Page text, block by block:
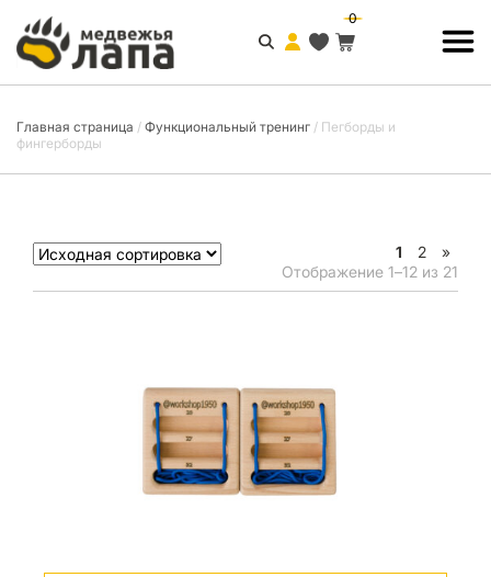
0
Главная страница / Функциональный тренинг / Пегборды и
фингерборды
1 2
»
Отображение 1–12 из 21